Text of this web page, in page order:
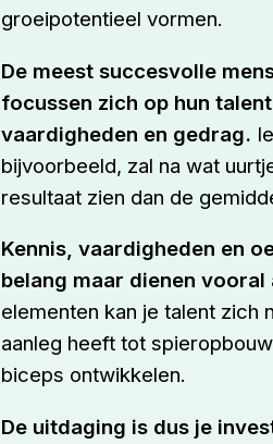
groeipotentieel vormen.
De meest succesvolle
focussen zich op hun
vaardigheden en gedrag.
bijvoorbeeld, zal na wat
resultaat zien dan de
Kennis, vaardigheden en
belang maar dienen
elementen kan je talent zich
aanleg heeft tot
biceps ontwikkelen.
De uitdaging is dus je